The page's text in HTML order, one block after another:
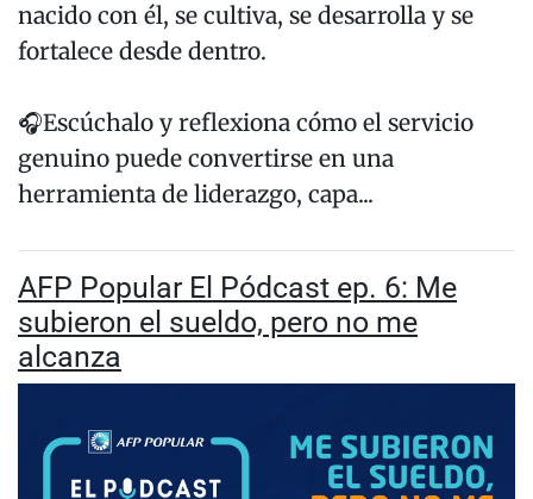
nacido con él, se cultiva, se desarrolla y se
fortalece desde dentro.
🎧Escúchalo y reflexiona cómo el servicio
genuino puede convertirse en una
herramienta de liderazgo, capa...
AFP Popular El Pódcast ep. 6: Me
subieron el sueldo, pero no me
alcanza